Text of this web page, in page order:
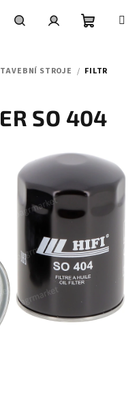
STROJE / FILTR
SO 404